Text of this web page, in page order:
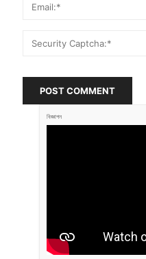
POST COMMENT
বিজ্ঞাপন